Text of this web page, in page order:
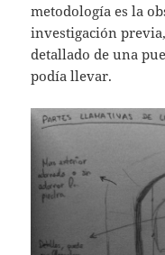
metodología es la
investigación
detallado de una
podía llevar.